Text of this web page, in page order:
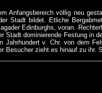
Anfangsbereich völlig neu
Stadt bildet. Etliche
Edinburghs, voran.
Stadt dominierende Festung in
Jahrhundert v. Chr. von dem
Besucher zieht es hinauf zu ihr.